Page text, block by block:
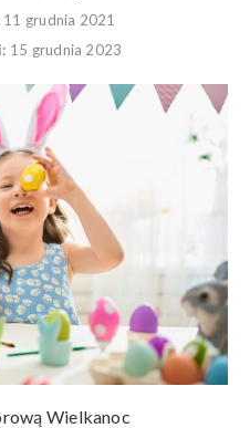
11 grudnia 2021
15 grudnia 2023
Wielkanoc